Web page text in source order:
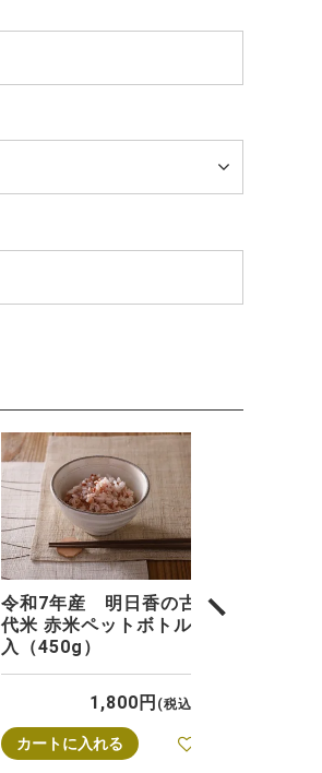
令和7年産 明日香の古
代米 赤米ペットボトル
入（450g）
1,800 税込
カートに入れる